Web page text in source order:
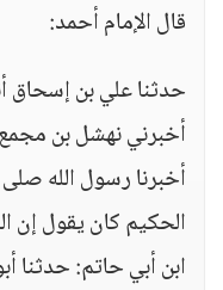
قال الإمام أحمد:
حدثنا علي بن إسحاق
أخبرني نهشل بن
أخبرنا رسول الله
الحكيم كان يقول إن
ابن أبي حاتم: حدثنا